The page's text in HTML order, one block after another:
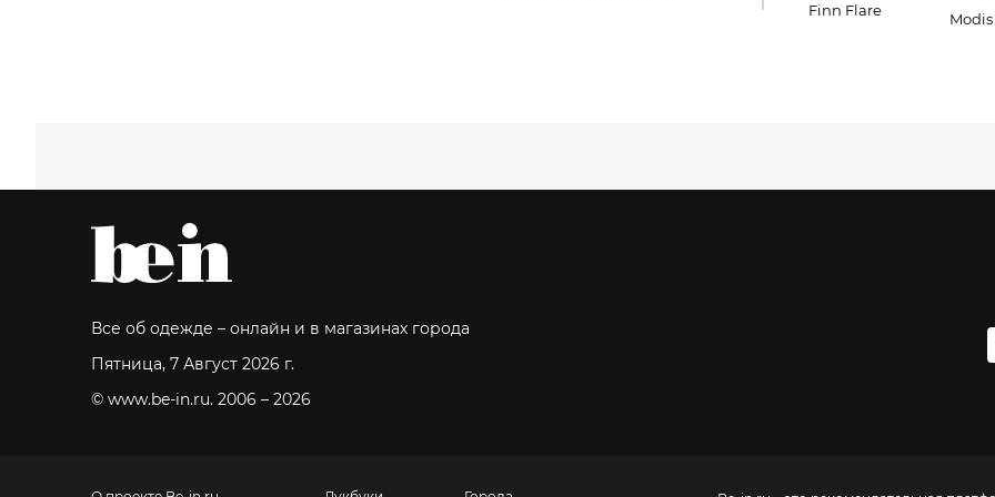
Finn Flare
Modis
Все об одежде – онлайн и в магазинах города
Пятница, 7 Август 2026 г.
© www.be-in.ru. 2006 – 2026